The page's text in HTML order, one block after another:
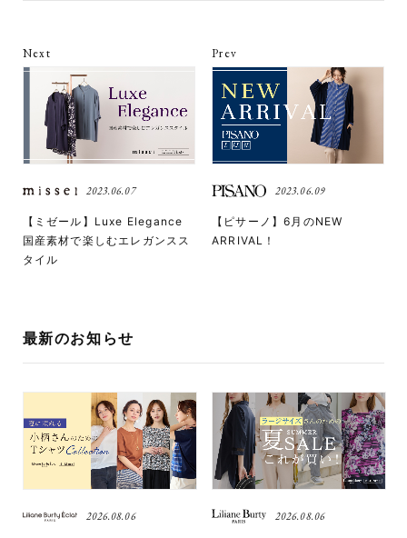
Prev
2023.06.09
【ピサーノ】6月のNEW
ARRIVAL！
Next
2023.06.07
【ミゼール】Luxe Elegance
国産素材で楽しむエレガンスス
タイル
最新のお知らせ
2026.08.06 2026.08.06